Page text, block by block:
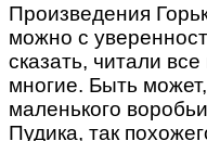
Произведения
можно с
сказать, читали все
многие. Быть
маленького
Пудика, так